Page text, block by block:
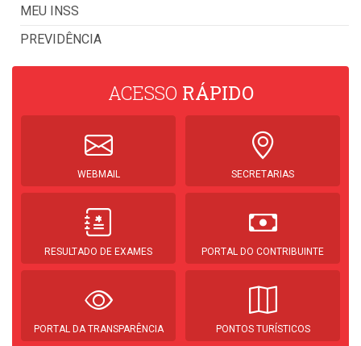
MEU INSS
PREVIDÊNCIA
ACESSO RÁPIDO
WEBMAIL SECRETARIAS
RESULTADO DE EXAMES PORTAL DO CONTRIBUINTE
PORTAL DA TRANSPARÊNCIA PONTOS TURÍSTICOS